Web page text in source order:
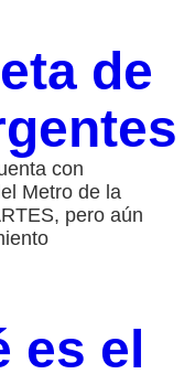
de
con
Metro de la
pero aún
es el